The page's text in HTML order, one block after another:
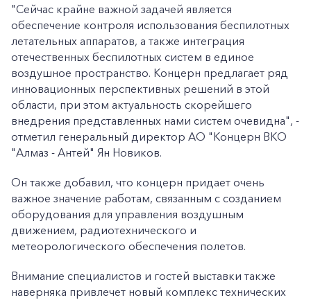
+7-800-700-24-57
Частным клиентам
"Сейчас крайне важной задачей является
обеспечение контроля использования беспилотных
летательных аппаратов, а также интеграция
отечественных беспилотных систем в единое
воздушное пространство. Концерн предлагает ряд
инновационных перспективных решений в этой
области, при этом актуальность скорейшего
внедрения представленных нами систем очевидна", -
отметил генеральный директор АО "Концерн ВКО
"Алмаз - Антей" Ян Новиков.
Он также добавил, что концерн придает очень
важное значение работам, связанным с созданием
оборудования для управления воздушным
движением, радиотехнического и
метеорологического обеспечения полетов.
Внимание специалистов и гостей выставки также
наверняка привлечет новый комплекс технических